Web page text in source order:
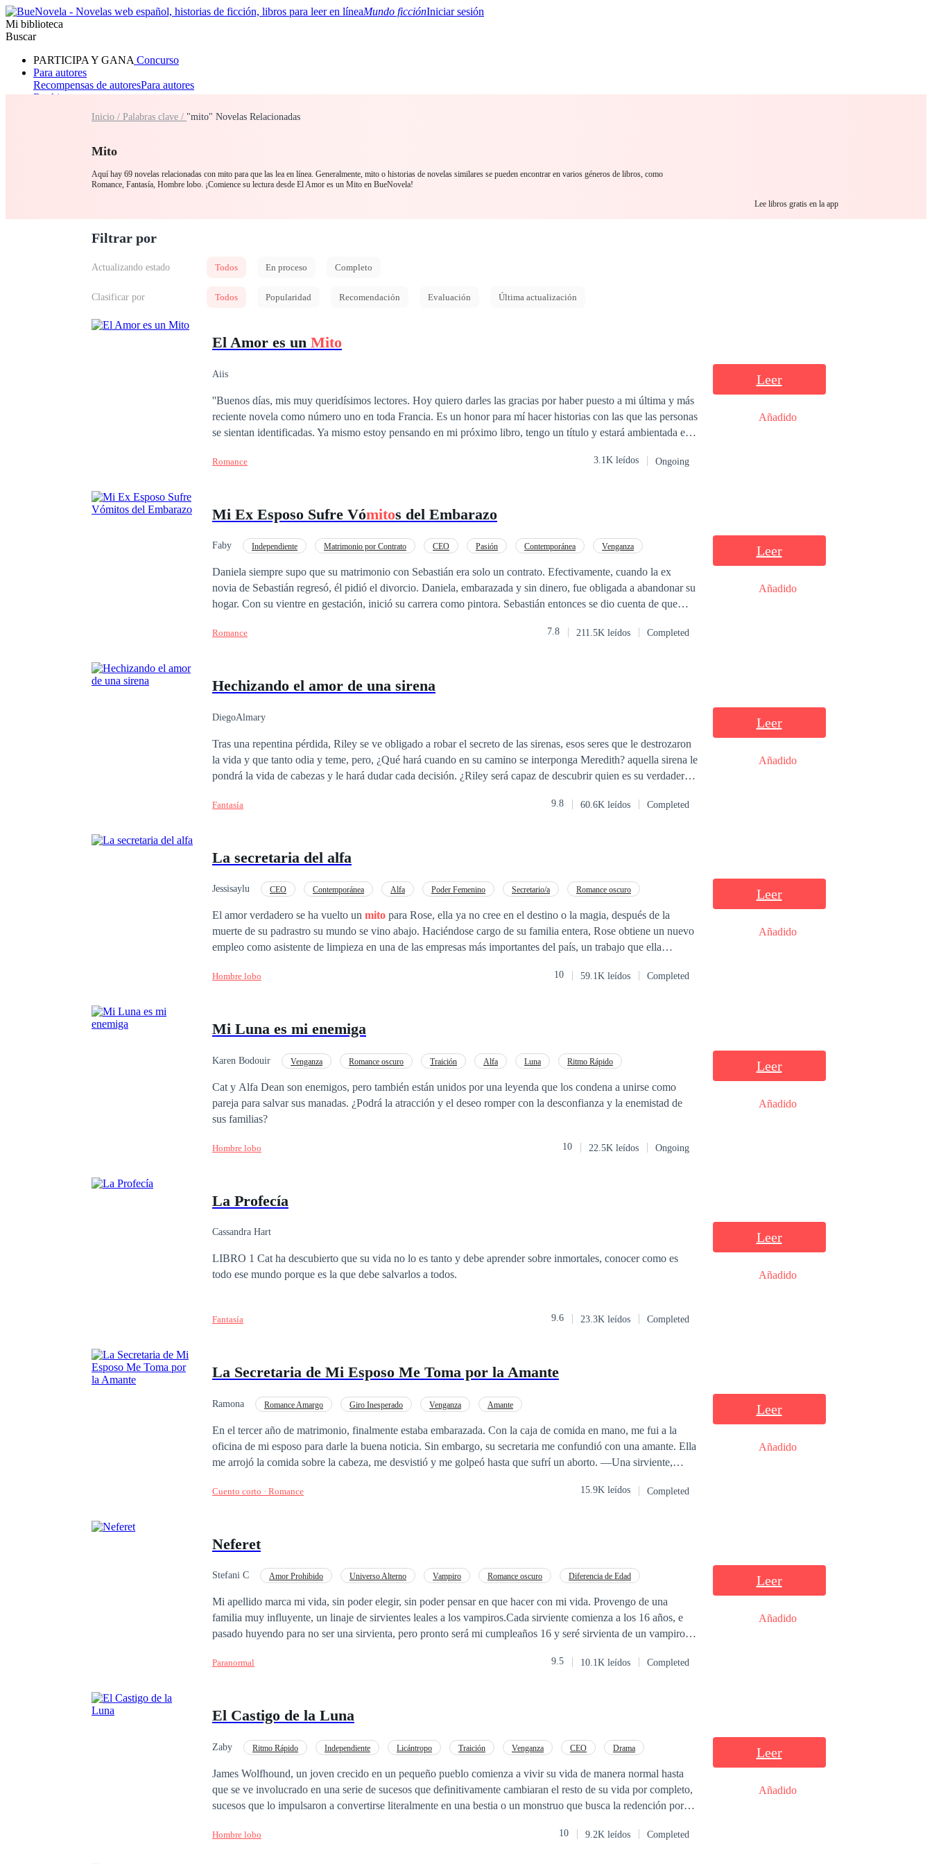
Mundo ficciónIniciar sesión
Mi biblioteca
Buscar
PARTICIPA Y GANA Concurso
Para autores
Recompensas de autoresPara autores
Ranking
RomanceHombre lobo
Inicio / Palabras clave / "mito" Novelas Relacionadas
Mito
Aquí hay 69 novelas relacionadas con mito para que las lea en línea. Generalmente, mito o historias de novelas similares se pueden encontrar en varios géneros de libros, como
Romance, Fantasía, Hombre lobo. ¡Comience su lectura desde El Amor es un Mito en BueNovela!
Lee libros gratis en la app
Filtrar por
Actualizando estado Todos En proceso Completo
Clasificar por Todos Popularidad Recomendación Evaluación Última actualización
El Amor es un Mito
Aiis
''Buenos días, mis muy queridísimos lectores. Hoy quiero darles las gracias por haber puesto a mi última y más
reciente novela como número uno en toda Francia. Es un honor para mí hacer historias con las que las personas
se sientan identificadas. Ya mismo estoy pensando en mi próximo libro, tengo un título y estará ambientada en
amor, si mis temas predilectos son sobre el desamor y sus trágicos finales? Pues, me he propuesto demostrar
Romance 3.1K leídos Ongoing
Leer
Añadido
Mi Ex Esposo Sufre Vómitos del Embarazo
Faby Independiente Matrimonio por Contrato CEO Pasión Contemporánea
Venganza
Daniela siempre supo que su matrimonio con Sebastián era solo un contrato. Efectivamente, cuando la ex
novia de Sebastián regresó, él pidió el divorcio. Daniela, embarazada y sin dinero, fue obligada a abandonar su
hogar. Con su vientre en gestación, inició su carrera como pintora. Sebastián entonces se dio cuenta de que
los dolores del parto. Finalmente, Daniela declaró fríamente: —¡El bebé llevará mi apellido! Y Sebastián, con
Romance 7.8 211.5K leídos Completed
Leer
Añadido
Hechizando el amor de una sirena
DiegoAlmary
Tras una repentina pérdida, Riley se ve obligado a robar el secreto de las sirenas, esos seres que le destrozaron
la vida y que tanto odia y teme, pero, ¿Qué hará cuando en su camino se interponga Meredith? aquella sirena le
pondrá la vida de cabezas y le hará dudar cada decisión. ¿Riley será capaz de descubrir quien es su verdadero
Fantasía 9.8 60.6K leídos Completed
Leer
Añadido
La secretaria del alfa
Jessisaylu CEO Contemporánea Alfa Poder Femenino Secretario/a Romance oscuro
El amor verdadero se ha vuelto un mito para Rose, ella ya no cree en el destino o la magia, después de la
muerte de su padrastro su mundo se vino abajo. Haciéndose cargo de su familia entera, Rose obtiene un nuevo
empleo como asistente de limpieza en una de las empresas más importantes del país, un trabajo que ella
primer día de trabajo, Rose observa algo que no debía. ¿Qué era esa extraña criatura en la oficina del CEO? ¿Y
Hombre lobo 10 59.1K leídos Completed
Leer
Añadido
Mi Luna es mi enemiga
Karen Bodouir Venganza Romance oscuro Traición Alfa Luna
Ritmo Rápido
Cat y Alfa Dean son enemigos, pero también están unidos por una leyenda que los condena a unirse como
pareja para salvar sus manadas. ¿Podrá la atracción y el deseo romper con la desconfianza y la enemistad de
sus familias?
Hombre lobo 10 22.5K leídos Ongoing
Leer
Añadido
La Profecía
Cassandra Hart
LIBRO 1 Cat ha descubierto que su vida no lo es tanto y debe aprender sobre inmortales, conocer como es
todo ese mundo porque es la que debe salvarlos a todos.
Fantasía 9.6 23.3K leídos Completed
Leer
Añadido
La Secretaria de Mi Esposo Me Toma por la Amante
Ramona Romance Amargo Giro Inesperado Venganza Amante
En el tercer año de matrimonio, finalmente estaba embarazada. Con la caja de comida en mano, me fui a la
oficina de mi esposo para darle la buena noticia. Sin embargo, su secretaria me confundió con una amante. Ella
me arrojó la comida sobre la cabeza, me desvistió y me golpeó hasta que sufrí un aborto. —Una sirviente,
de una amante. Luego, con satisfacción, le preguntó a mi esposo: —Señor Guzmán, he eliminado a una
Cuento corto · Romance 15.9K leídos Completed
Leer
Añadido
Neferet
Stefani C Amor Prohibido Universo Alterno Vampiro Romance oscuro
Diferencia de Edad
Mi apellido marca mi vida, sin poder elegir, sin poder pensar en que hacer con mi vida. Provengo de una
familia muy influyente, un linaje de sirvientes leales a los vampiros.Cada sirviente comienza a los 16 años, e
pasado huyendo para no ser una sirvienta, pero pronto será mi cumpleaños 16 y seré sirvienta de un vampiro,
tiempo, la elije para ser su sirvienta, ¿escapara de su destino?
Paranormal 9.5 10.1K leídos Completed
Leer
Añadido
El Castigo de la Luna
Zaby Ritmo Rápido Independiente Licántropo Traición Venganza CEO
Drama
James Wolfhound, un joven crecido en un pequeño pueblo comienza a vivir su vida de manera normal hasta
que se ve involucrado en una serie de sucesos que definitivamente cambiaran el resto de su vida por completo,
sucesos que lo impulsaron a convertirse literalmente en una bestia o un monstruo que busca la redención por
cometer. Su historia no es igual a cualquier otra de hombres-lobo, no se trata de un atractivo hombre-lobo
Hombre lobo 10 9.2K leídos Completed
Leer
Añadido